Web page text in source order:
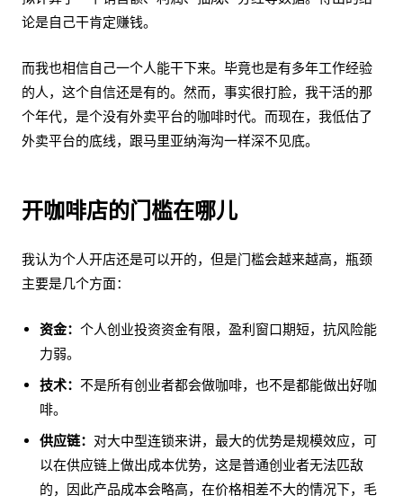
论是自己干肯定赚钱。
而我也相信自己一个人能干下来。毕竟也是有多年工作经验
的人，这个自信还是有的。然而，事实很打脸，我干活的那
个年代，是个没有外卖平台的咖啡时代。而现在，我低估了
外卖平台的底线，跟马里亚纳海沟一样深不见底。
开咖啡店的门槛在哪儿
我认为个人开店还是可以开的，但是门槛会越来越高，瓶颈
主要是几个方面：
资金： 个人创业投资资金有限，盈利窗口期短，抗风险能
力弱。
技术： 不是所有创业者都会做咖啡，也不是都能做出好咖
啡。
供应链： 对大中型连锁来讲，最大的优势是规模效应，可
以在供应链上做出成本优势，这是普通创业者无法匹敌
的，因此产品成本会略高，在价格相差不大的情况下，毛